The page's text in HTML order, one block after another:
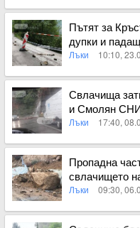
Вижте пълното
Пътят за
дупки и
СНИМКИ
Лъки 10:10,
Вижте пълното
Свлачища
и Смолян
Лъки 17:40,
Вижте пълното
Пропадна
свлачището
Лъки 09:30,
Вижте пълното